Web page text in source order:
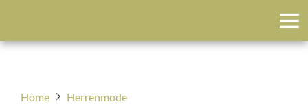
Home
Herrenmode